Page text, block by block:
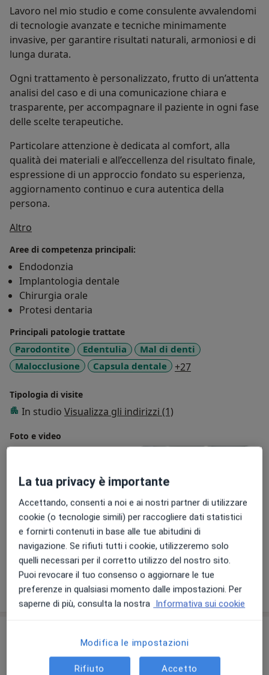
Lavoro nel mio studio e come consulente avvalendomi
di tecnologie avanzate e tecniche minimamente
invasive, per garantire risultati naturali, armoniosi e di
lunga durata.
Ogni trattamento è personalizzato, frutto di un’attenta
analisi del caso e di una comunicazione chiara e
trasparente, per accompagnare il paziente in ogni fase
delle scelte terapeutiche.
Particolare attenzione è dedicata al comfort, alla
qualità dei materiali e all’eccellenza del risultato finale,
espressione di un approccio fondato su esperienza,
aggiornamento continuo e cura autentica della
persona.
Altro
Aree di competenza principali:
Endodonzia
Implantologia dentale
Chirurgia orale
Protesi dentaria
Principali patologie trattate
Parodontite Edentulia
Mal di denti
Malocclusione
Capsula dentale +27
Tipologia di visite
In studio Visualizza gli indirizzi (1)
Foto e video
Visualizza galleria (6)
Mostra dettaglisull'esperienza
Prima visita odontoiatrica
Prenota una visita
La tua privacy è importante
Accettando, consenti a noi e ai nostri partner di utilizzare
cookie (o tecnologie simili) per raccogliere dati statistici
e fornirti contenuti in base alle tue abitudini di
navigazione. Se rifiuti tutti i cookie, utilizzeremo solo
quelli necessari per il corretto utilizzo del nostro sito.
Puoi revocare il tuo consenso o aggiornare le tue
preferenze in qualsiasi momento dalle impostazioni. Per
saperne di più, consulta la nostra Informativa sui cookie
Modifica le impostazioni
Rifiuto Accetto